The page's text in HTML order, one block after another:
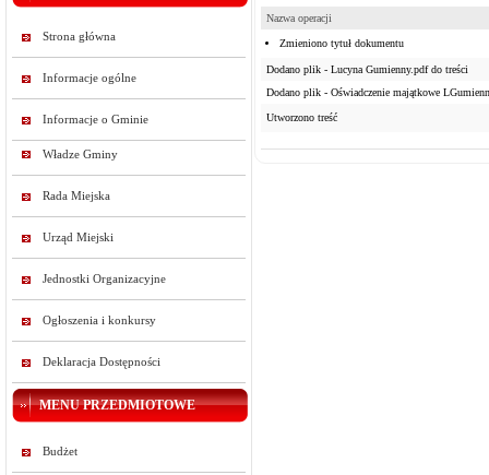
Strona główna
Informacje ogólne
Informacje o Gminie
Władze Gminy
Rada Miejska
Urząd Miejski
Jednostki Organizacyjne
Ogłoszenia i konkursy
Deklaracja Dostępności
MENU PRZEDMIOTOWE
Budżet
Nazwa operacji
Zmieniono tytuł dokumentu
Dodano plik - Lucyna Gumienny.pdf do treści
Dodano plik - Oświadczenie majątkowe
Utworzono treść